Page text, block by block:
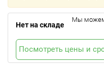
Нет на складе
Мы можем
Посмотреть цены и